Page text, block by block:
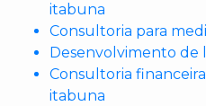
itabuna
Consultoria para
Desenvolvimento de
Consultoria
itabuna